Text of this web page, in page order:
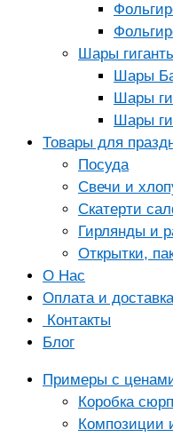
Шары
Шары
Шары
Шары
Товары для
Посуда
Свечи и
Скатерти
Гирлянды и
Открытки,
О Нас
Оплата и доставка
Контакты
Блог
Примеры с
Коробка
Композиции